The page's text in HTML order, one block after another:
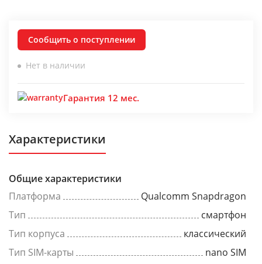
Сообщить о поступлении
Нет в наличии
Гарантия 12 мес.
Характеристики
Общие характеристики
Платформа
Qualcomm Snapdragon
Тип
смартфон
Тип корпуса
классический
Тип SIM-карты
nano SIM